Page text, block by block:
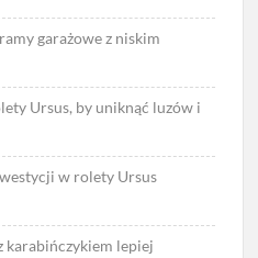
garażowe z niskim
Ursus, by uniknąć luzów i
w rolety Ursus
karabińczykiem lepiej